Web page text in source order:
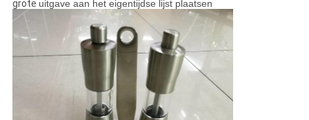
grote uitgave aan het eigentijdse lijst plaatsen